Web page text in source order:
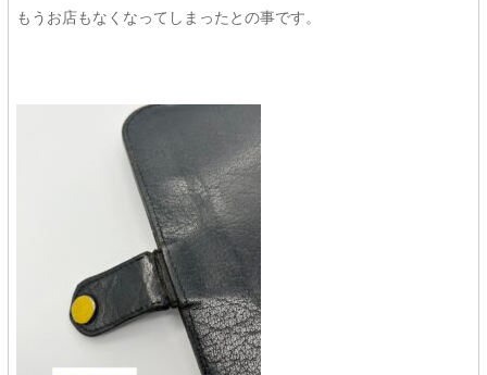
もうお店もなくなってしまったとの事です。